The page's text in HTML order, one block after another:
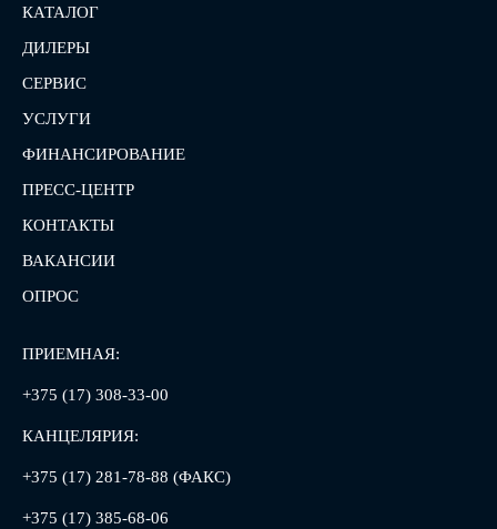
КАТАЛОГ
ДИЛЕРЫ
СЕРВИС
УСЛУГИ
ФИНАНСИРОВАНИЕ
ПРЕСС-ЦЕНТР
КОНТАКТЫ
ВАКАНСИИ
ОПРОС
ПРИЕМНАЯ:
+375 (17) 308-33-00
КАНЦЕЛЯРИЯ:
+375 (17) 281-78-88 (ФАКС)
+375 (17) 385-68-06